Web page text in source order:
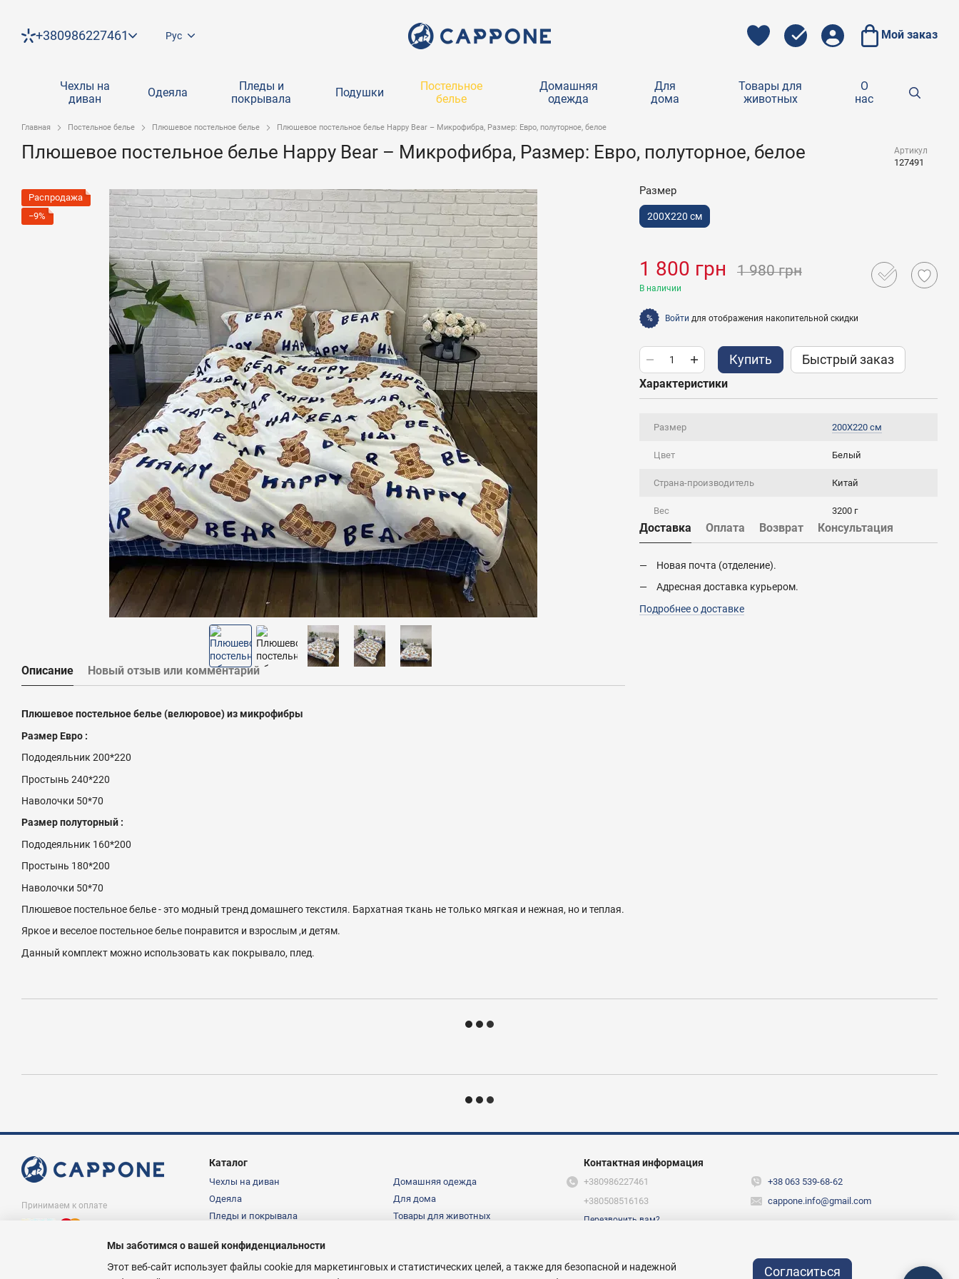
+380986227461 Рус Мой заказ
Чехлы на
диван
Одеяла
Пледы и
покрывала
Подушки
Постельное
белье
Домашняя
одежда
Для
дома
Товары для
животных
О
нас
Главная Постельное белье Плюшевое постельное белье Плюшевое постельное белье Happy Bear – Микрофибра, Размер: Евро, полуторное, белое
Плюшевое постельное белье Happy Bear – Микрофибра, Размер: Евро, полуторное, белое Артикул
127491
Распродажа
−9%
Описание Новый отзыв или комментарий
Плюшевое постельное белье (велюровое) из микрофибры
Размер Евро :
Пододеяльник 200*220
Простынь 240*220
Наволочки 50*70
Размер полуторный :
Пододеяльник 160*200
Простынь 180*200
Наволочки 50*70
Плюшевое постельное белье - это модный тренд домашнего текстиля. Бархатная ткань не только мягкая и нежная, но и теплая.
Яркое и веселое постельное белье понравится и взрослым ,и детям.
Данный комплект можно использовать как покрывало, плед.
Размер
200X220 см
1 800 грн 1 980 грн
В наличии
% Войти для отображения накопительной скидки
Купить Быстрый заказ
Характеристики
Размер 200X220 см
Цвет Белый
Страна-производитель Китай
Вес 3200 г
Доставка Оплата Возврат Консультация
Новая почта (отделение).
Адресная доставка курьером.
Подробнее о доставке
Принимаем к оплате
Каталог
Чехлы на диван
Одеяла
Пледы и покрывала
Постельное белье
Домашняя одежда
Для дома
Товары для животных
Контактная информация
+380986227461
+380508516163
Перезвонить вам?
+38 063 539-68-62
cappone.info@gmail.com
Мы заботимся о вашей конфиденциальности
Этот веб-сайт использует файлы cookie для маркетинговых и статистических целей, а также для безопасной и надежной
Согласиться